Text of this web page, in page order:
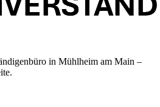
in Mühlheim am Main –